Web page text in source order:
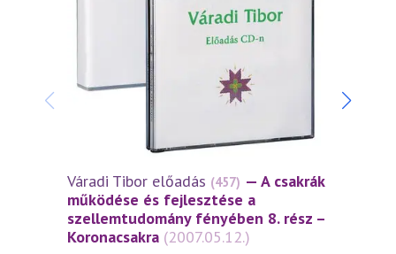
Váradi Tibor előadás (457) — A csakrák
működése és fejlesztése a
szellemtudomány fényében 8. rész –
Koronacsakra (2007.05.12.)